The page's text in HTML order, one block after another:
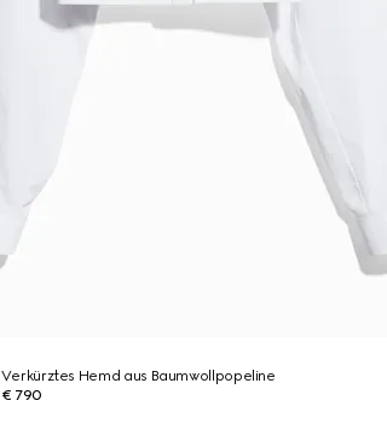
Verkürztes Hemd aus Baumwollpopeline
€ 790